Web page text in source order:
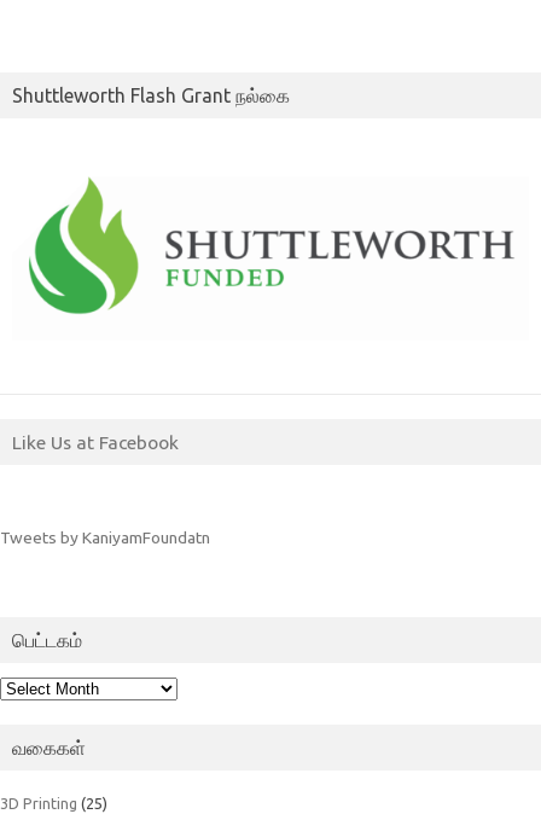
Shuttleworth Flash Grant நல்கை
Like Us at Facebook
Tweets by KaniyamFoundatn
பெட்டகம்
பெட்டகம்
வகைகள்
3D Printing (25)